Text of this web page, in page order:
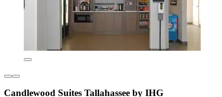
Candlewood Suites Tallahassee by IHG